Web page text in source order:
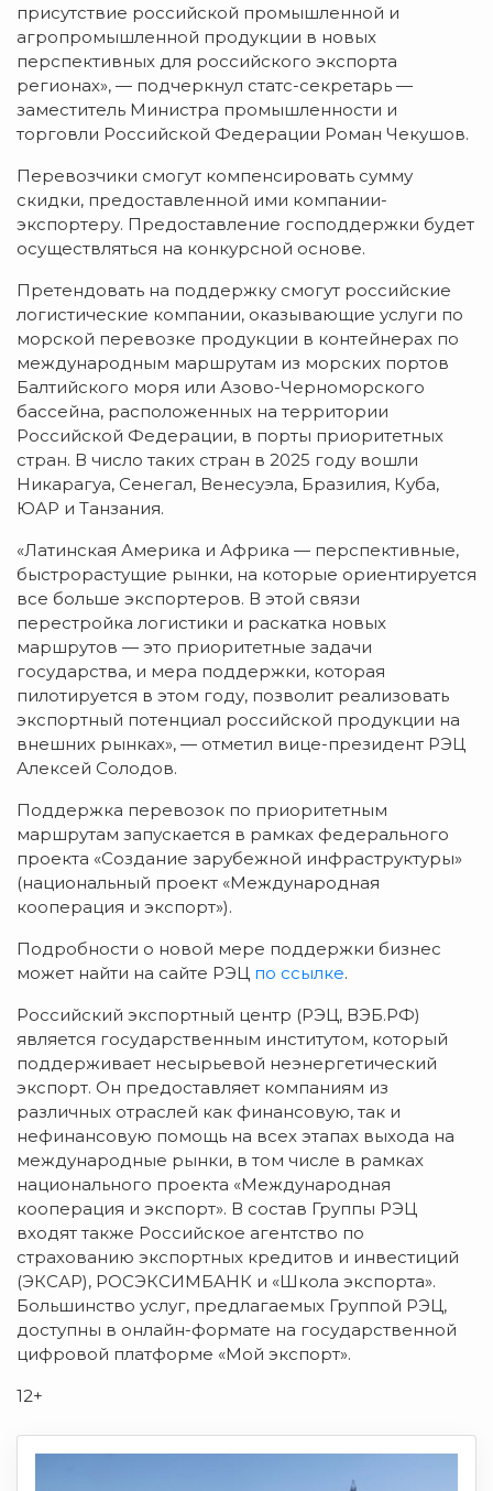
присутствие российской промышленной и
агропромышленной продукции в новых
перспективных для российского экспорта
регионах», — подчеркнул статс-секретарь —
заместитель Министра промышленности и
торговли Российской Федерации Роман Чекушов.
Перевозчики смогут компенсировать сумму
скидки, предоставленной ими компании-
экспортеру. Предоставление господдержки будет
осуществляться на конкурсной основе.
Претендовать на поддержку смогут российские
логистические компании, оказывающие услуги по
морской перевозке продукции в контейнерах по
международным маршрутам из морских портов
Балтийского моря или Азово-Черноморского
бассейна, расположенных на территории
Российской Федерации, в порты приоритетных
стран. В число таких стран в 2025 году вошли
Никарагуа, Сенегал, Венесуэла, Бразилия, Куба,
ЮАР и Танзания.
«Латинская Америка и Африка — перспективные,
быстрорастущие рынки, на которые ориентируется
все больше экспортеров. В этой связи
перестройка логистики и раскатка новых
маршрутов — это приоритетные задачи
государства, и мера поддержки, которая
пилотируется в этом году, позволит реализовать
экспортный потенциал российской продукции на
внешних рынках», — отметил вице-президент РЭЦ
Алексей Солодов.
Поддержка перевозок по приоритетным
маршрутам запускается в рамках федерального
проекта «Создание зарубежной инфраструктуры»
(национальный проект «Международная
кооперация и экспорт»).
Подробности о новой мере поддержки бизнес
может найти на сайте РЭЦ по ссылке.
Российский экспортный центр (РЭЦ, ВЭБ.РФ)
является государственным институтом, который
поддерживает несырьевой неэнергетический
экспорт. Он предоставляет компаниям из
различных отраслей как финансовую, так и
нефинансовую помощь на всех этапах выхода на
международные рынки, в том числе в рамках
национального проекта «Международная
кооперация и экспорт». В состав Группы РЭЦ
входят также Российское агентство по
страхованию экспортных кредитов и инвестиций
(ЭКСАР), РОСЭКСИМБАНК и «Школа экспорта».
Большинство услуг, предлагаемых Группой РЭЦ,
доступны в онлайн-формате на государственной
цифровой платформе «Мой экспорт».
12+